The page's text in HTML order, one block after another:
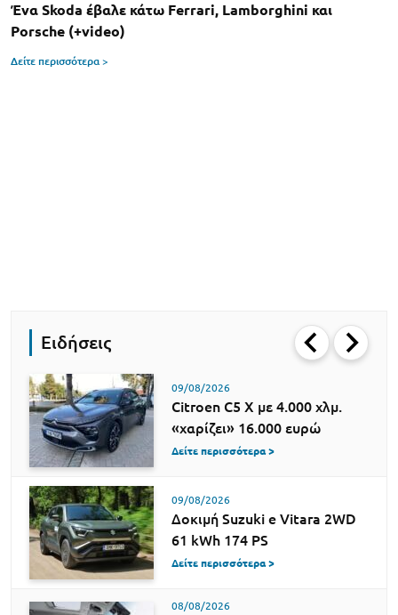
Ένα Skoda έβαλε κάτω Ferrari, Lamborghini και
Porsche (+video)
Δείτε περισσότερα >
Ειδήσεις
09/08/2026
Citroen C5 X με 4.000 χλμ.
«χαρίζει» 16.000 ευρώ
Δείτε περισσότερα >
09/08/2026
Δοκιμή Suzuki e Vitara 2WD
61 kWh 174 PS
Δείτε περισσότερα >
08/08/2026